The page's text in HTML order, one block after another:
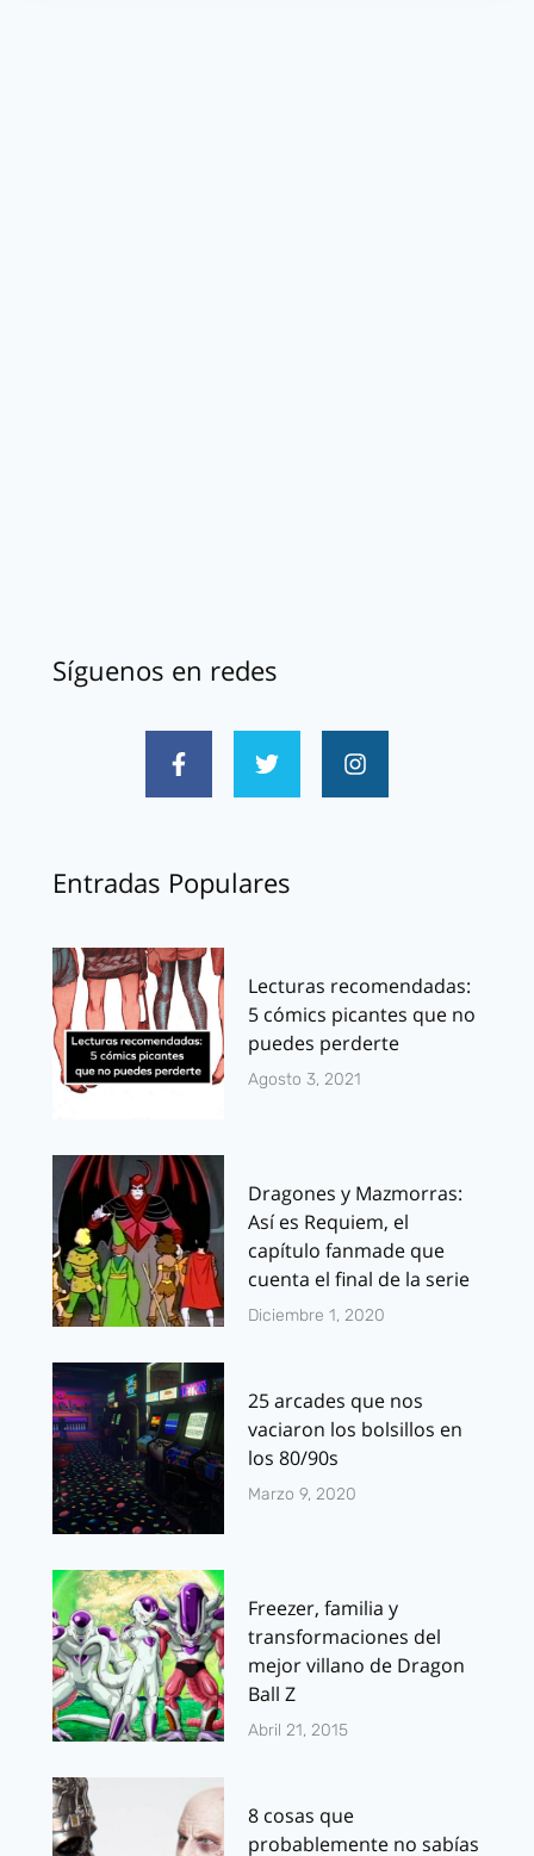
Síguenos en redes
Entradas Populares
Lecturas recomendadas:
5 cómics picantes que no
puedes perderte
Agosto 3, 2021
Dragones y Mazmorras:
Así es Requiem, el
capítulo fanmade que
cuenta el final de la serie
Diciembre 1, 2020
25 arcades que nos
vaciaron los bolsillos en
los 80/90s
Marzo 9, 2020
Freezer, familia y
transformaciones del
mejor villano de Dragon
Ball Z
Abril 21, 2015
8 cosas que
probablemente no sabías